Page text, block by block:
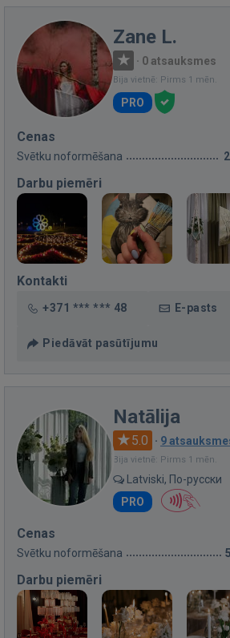
Zane L.
· 0 atsauksmes
Bija vietnē: Pirms 1 mēn.
PRO
Cenas
Svētku noformēšana
Darbu piemēri
Kontakti
+371 *** *** 48 E-pasts
Piedāvāt pasūtījumu
Natālija
5.0 · 9
Bija vietnē: Pirms 1 mēn.
Latviski, По-русски
PRO
Cenas
Svētku noformēšana
Darbu piemēri